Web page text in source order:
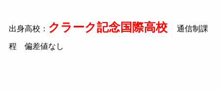
出身高校： クラーク記念国際高校 通信制課
程 偏差値なし